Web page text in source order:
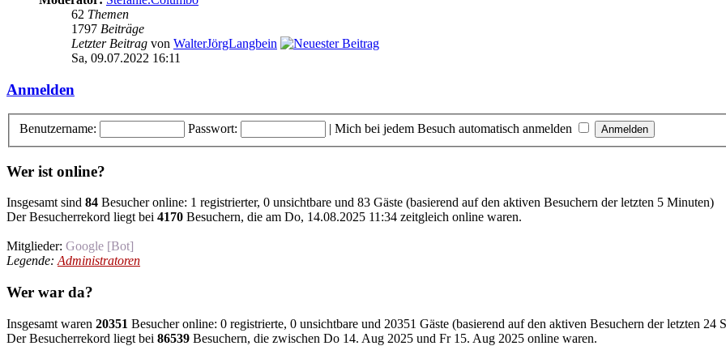
62 Themen
1797 Beiträge
Letzter Beitrag von WalterJörgLangbein
Sa, 09.07.2022 16:11
Anmelden
Benutzername: Passwort: | Mich bei jedem Besuch automatisch anmelden
Wer ist online?
Insgesamt sind 84 Besucher online: 1 registrierter, 0 unsichtbare und 83 Gäste (basierend auf den aktiven Besuchern der letzten 5 Minuten)
Der Besucherrekord liegt bei 4170 Besuchern, die am Do, 14.08.2025 11:34 zeitgleich online waren.
Mitglieder: Google [Bot]
Legende:Administratoren
Wer war da?
Insgesamt waren 20351 Besucher online: 0 registrierte, 0 unsichtbare und 20351 Gäste (basierend auf den aktiven Besuchern der letzten 24
Der Besucherrekord liegt bei 86539 Besuchern, die zwischen Do 14. Aug 2025 und Fr 15. Aug 2025 online waren.